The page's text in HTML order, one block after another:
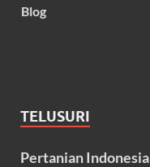
Blog
TELUSURI
Pertanian Indonesia